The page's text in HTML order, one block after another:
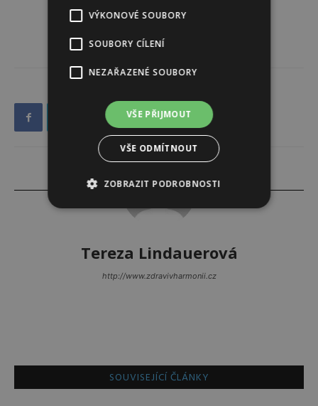
Tereza Lindauerová
http://www.zdravivharmonii.cz
SOUVISEJÍCÍ ČLÁNKY
VÝKONOVÉ SOUBORY
SOUBORY CÍLENÍ
NEZAŘAZENÉ SOUBORY
VŠE PŘIJMOUT
VŠE ODMÍTNOUT
ZOBRAZIT PODROBNOSTI